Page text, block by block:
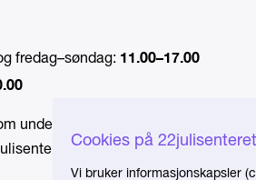
Cookies på
Vi bruker informasjonskapsler
fredag–søndag: 11.00–17.00
undervisning, send e-post til